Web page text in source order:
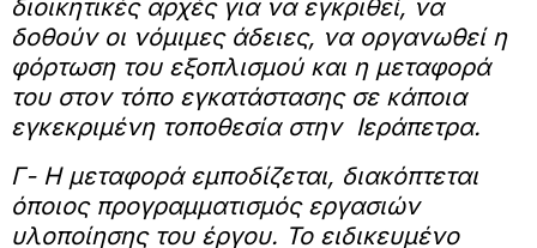
διοικητικές αρχές για να εγκριθεί, να
δοθούν οι νόμιμες άδειες, να οργανωθεί η
φόρτωση του εξοπλισμού και η μεταφορά
του στον τόπο εγκατάστασης σε κάποια
εγκεκριμένη τοποθεσία στην Ιεράπετρα.
Γ- Η μεταφορά εμποδίζεται, διακόπτεται
όποιος προγραμματισμός εργασιών
υλοποίησης του έργου. Το ειδικευμένο